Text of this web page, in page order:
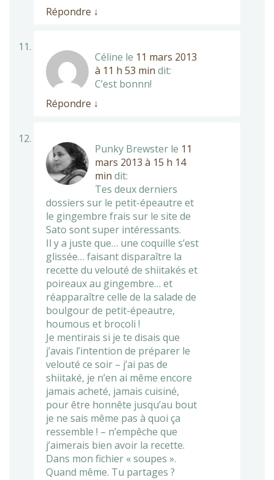
Répondre ↓
Céline le 11 mars 2013
à 11 h 53 min dit:
C’est bonnn!
Répondre ↓
Punky Brewster le 11
mars 2013 à 15 h 14
min dit:
Tes deux derniers
dossiers sur le petit-épeautre et
le gingembre frais sur le site de
Sato sont super intéressants.
Il y a juste que… une coquille s’est
glissée… faisant disparaître la
recette du velouté de shiitakés et
poireaux au gingembre… et
réapparaître celle de la salade de
boulgour de petit-épeautre,
houmous et brocoli !
Je mentirais si je te disais que
j’avais l’intention de préparer le
velouté ce soir – j’ai pas de
shiitaké, je n’en ai même encore
jamais acheté, jamais cuisiné,
pour être honnête jusqu’au bout
je ne sais même pas à quoi ça
ressemble ! – n’empêche que
j’aimerais bien avoir la recette.
Dans mon fichier « soupes ».
Quand même. Tu partages ?